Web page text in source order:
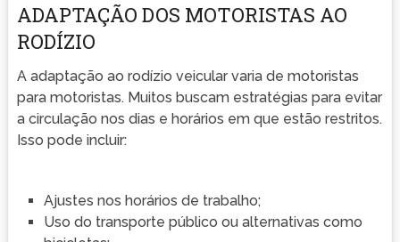
ADAPTAÇÃO DOS MOTORISTAS AO
RODÍZIO
A adaptação ao rodízio veicular varia de motoristas
para motoristas. Muitos buscam estratégias para evitar
a circulação nos dias e horários em que estão restritos.
Isso pode incluir:
Ajustes nos horários de trabalho;
Uso do transporte público ou alternativas como